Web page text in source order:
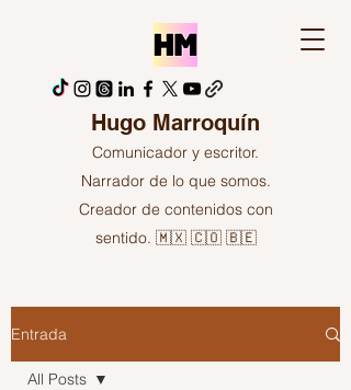
Hugo Marroquín
Comunicador y escritor.
Narrador de lo que somos.
Creador de contenidos con
sentido. 🇲🇽 🇨🇴 🇧🇪
Entrada
All Posts